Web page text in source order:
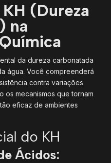
(Dureza
na
da dureza carbonatada
água. Você compreenderá
contra variações
os mecanismos que tornam
eficaz de ambientes
do KH
Ácidos: